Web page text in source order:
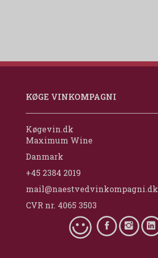
KØGE VINKOMPAGNI
Køgevin.dk
Maximum Wine
Danmark
+45 2384 2019
mail@naestvedvinkompagni.dk
CVR nr. 4065 3503